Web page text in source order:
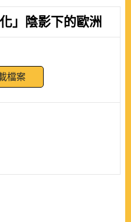
」陰影下的歐洲
檔案